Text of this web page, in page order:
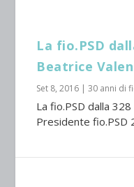
La fio.PSD
Beatrice
Set 8, 2016 |30 anni di
La fio.PSD dalla
Presidente fio.PSD